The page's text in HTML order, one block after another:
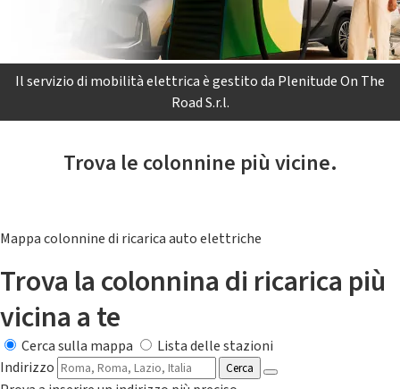
Il servizio di mobilità elettrica è gestito da Plenitude On The
Road S.r.l.
Trova le colonnine più vicine.
Mappa colonnine di ricarica auto elettriche
Trova la colonnina di ricarica più
vicina a te
Cerca sulla mappa
Lista delle stazioni
Indirizzo
Cerca